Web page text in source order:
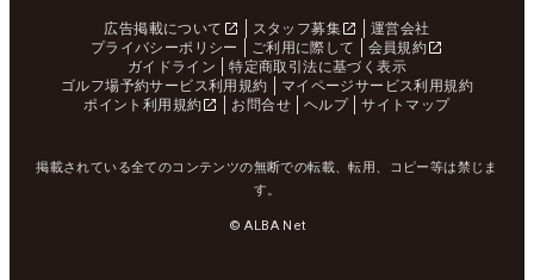
広告掲載について スタッフ募集
運営会社
プライバシーポリシー
ご利用に際して
会員規約
ガイドライン
特定商取引法に基づく表示
ゴルフ場予約サービス利用規約
マイページサービス利用規約
ポイント利用規約
お問合せ ヘルプ サイトマップ
掲載されている全てのコンテンツの無断での転載、転用、コピー等は禁じま
す。
© ALBA Net